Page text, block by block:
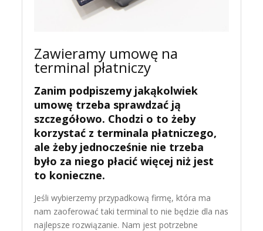
Zawieramy umowę na
terminal płatniczy
Zanim podpiszemy jakąkolwiek
umowę trzeba sprawdzać ją
szczegółowo. Chodzi o to żeby
korzystać z terminala płatniczego,
ale żeby jednocześnie nie trzeba
było za niego płacić więcej niż jest
to konieczne.
Jeśli wybierzemy przypadkową firmę, która ma
nam zaoferować taki terminal to nie będzie dla nas
najlepsze rozwiązanie. Nam jest potrzebne